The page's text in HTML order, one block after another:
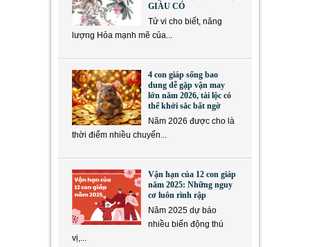
GIÀU CÓ
Tử vi cho biết, năng
lượng Hỏa mạnh mẽ của...
4 con giáp sống bao
dung dễ gặp vận may
lớn năm 2026, tài lộc có
thể khởi sắc bất ngờ
Năm 2026 được cho là
thời điểm nhiều chuyển...
Vận hạn của 12 con giáp
năm 2025: Những nguy
cơ luôn rình rập
Năm 2025 dự báo
nhiều biến động thú
vị,...